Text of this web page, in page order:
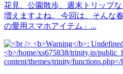
花見、公園散歩、週末トリップ
増えますよね。 今回は、そんな
の愛用スマホアイテム」...